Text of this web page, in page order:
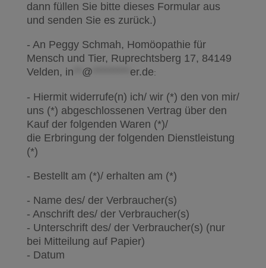
dann füllen Sie bitte dieses Formular aus
und senden Sie es zurück.)
- An Peggy Schmah, Homöopathie für
Mensch und Tier, Ruprechtsberg 17, 84149
Velden, in @ er.de:
- Hiermit widerrufe(n) ich/ wir (*) den von mir/
uns (*) abgeschlossenen Vertrag über den
Kauf der folgenden Waren (*)/
die Erbringung der folgenden Dienstleistung
(*)
- Bestellt am (*)/ erhalten am (*)
- Name des/ der Verbraucher(s)
- Anschrift des/ der Verbraucher(s)
- Unterschrift des/ der Verbraucher(s) (nur
bei Mitteilung auf Papier)
- Datum